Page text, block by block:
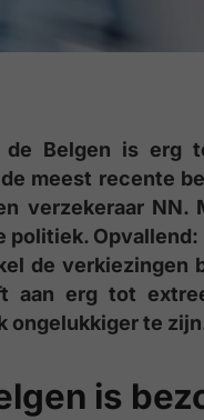
Belgen is erg
meest recente
verzekeraar
politiek.
de verkiezingen
aan erg tot
ongelukkiger te
is